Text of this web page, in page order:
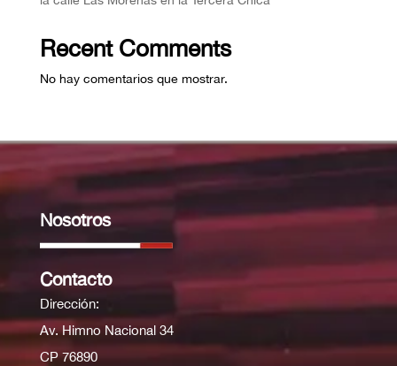
Recent Comments
No hay comentarios que mostrar.
Nosotros
Contacto
Dirección:
Av. Himno Nacional 34
CP 76890